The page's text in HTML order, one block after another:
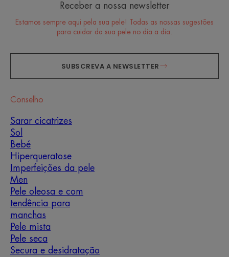
Receber a nossa newsletter
Estamos sempre aqui pela sua pele! Todas as nossas sugestões
para cuidar da sua pele no dia a dia.
SUBSCREVA A NEWSLETTER
Conselho
Sarar cicatrizes
Sol
Bebé
Hiperqueratose
Imperfeições da pele
Men
Pele oleosa e com
tendência para
manchas
Pele mista
Pele seca
Secura e desidratação